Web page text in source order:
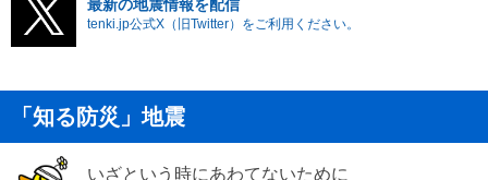
最新の地震情報を配信
tenki.jp公式X（旧Twitter）をご利用ください。
「知る防災」地震
いざという時にあわてないために